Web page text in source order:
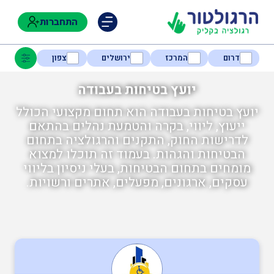
התחברות
דרום המרכז ירושלים צפון
יועץ בטיחות בעבודה
יועץ בטיחות בעבודה הוא תחום מקצועי הכולל
ייעוץ, ליווי, בקרה והטמעת נהלים בהתאם
לדרישות החוק, התקנים והרגולציה בתחום
הבטיחות והגהות. בעמוד זה תוכלו למצוא
מומחים בתחום הבטיחות, בעלי ניסיון בליווי
עסקים, ארגונים, מפעלים, אתרים ורשויות.
נגישות
חקלאות
ניהול אסונות ומצבי חירום